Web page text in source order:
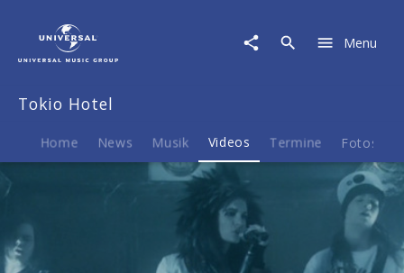
Video
1000
Menu
Tokio Hotel
Home News Musik Videos Termine Fotos